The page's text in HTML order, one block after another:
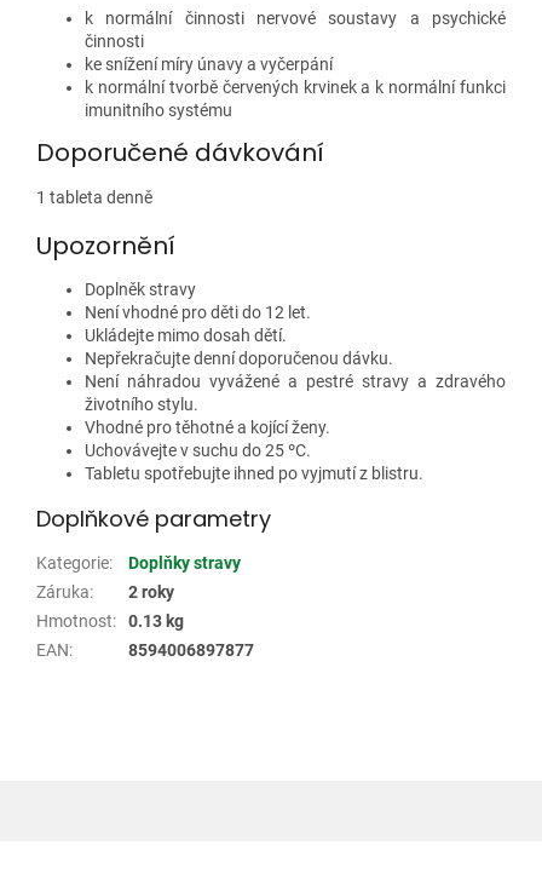
k normální činnosti nervové soustavy a psychické
činnosti
ke snížení míry únavy a vyčerpání
k normální tvorbě červených krvinek a k normální funkci
imunitního systému
Doporučené dávkování
1 tableta denně
Upozornění
Doplněk stravy
Není vhodné pro děti do 12 let.
Ukládejte mimo dosah dětí.
Nepřekračujte denní doporučenou dávku.
Není náhradou vyvážené a pestré stravy a zdravého
životního stylu.
Vhodné pro těhotné a kojící ženy.
Uchovávejte v suchu do 25 ºC.
Tabletu spotřebujte ihned po vyjmutí z blistru.
Doplňkové parametry
Kategorie:
Doplňky stravy
Záruka:
2 roky
Hmotnost:
0.13 kg
EAN: 8594006897877